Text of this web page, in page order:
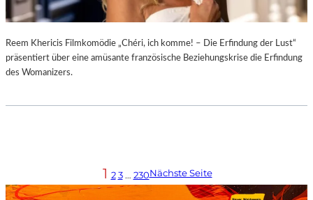
Reem Khericis Filmkomödie „Chéri, ich komme! – Die Erfindung der Lust“
präsentiert über eine amüsante französische Beziehungskrise die Erfindung
des Womanizers.
1 2 3 … 230Nächste Seite